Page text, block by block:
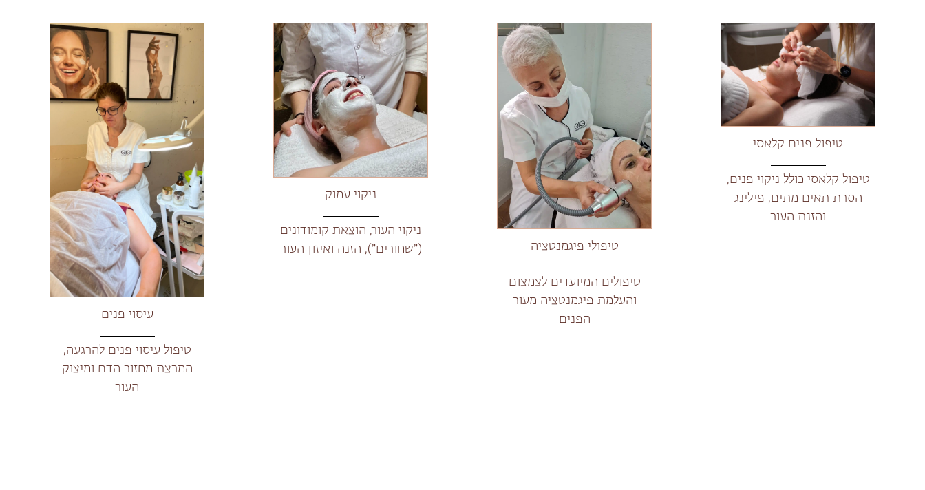
טיפול פנים קלאסי
טיפול קלאסי כולל ניקוי פנים,
הסרת תאים מתים, פילינג
והזנת העור
טיפולי פיגמנטציה
טיפולים המיועדים לצמצום
והעלמת פיגמנטציה מעור
הפנים
ניקוי עמוק
ניקוי העור, הוצאת קומודונים
(״שחורים״), הזנה ואיזון העור
עיסוי פנים
טיפול עיסוי פנים להרגעה,
המרצת מחזור הדם ומיצוק
העור